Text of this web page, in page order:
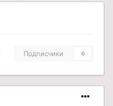
Подписчики 0